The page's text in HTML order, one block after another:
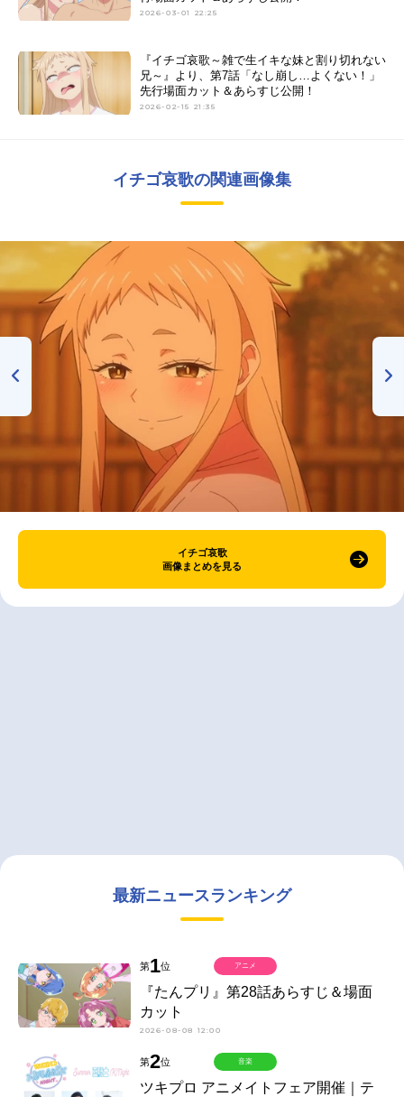
2026-03-01 22:25
『イチゴ哀歌～雑で生イキな妹と割り切れない
兄～』より、第7話「なし崩し…よくない！」
先行場面カット＆あらすじ公開！
2026-02-15 21:35
イチゴ哀歌の関連画像集
イチゴ哀歌
画像まとめを見る
最新ニュースランキング
第1位
『たんプリ』第28話あらすじ＆場面
カット
2026-08-08 12:00
アニメ
第2位
ツキプロ アニメイトフェア開催｜テ
音楽